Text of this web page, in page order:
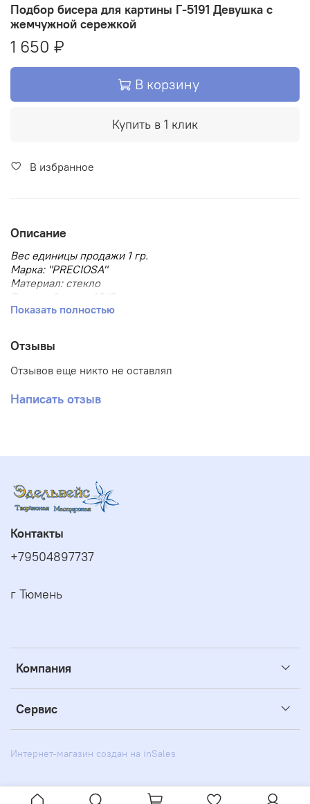
Подбор бисера для картины Г-5191 Девушка с
жемчужной сережкой
1 650 ₽
В корзину
Купить в 1 клик
В избранное
Описание
Вес единицы продажи 1 гр.
Марка: "PRECIOSA"
Материал: стекло
Размер бисера: 10/0
Размер, мм: 2.3
Тип упаковки: в пакете
Форма бисера: круглый
Показать полностью
Отзывы
Отзывов еще никто не оставлял
Написать отзыв
Компания
Сервис
Контакты
+79504897737
г Тюмень
Интернет-магазин создан на inSales